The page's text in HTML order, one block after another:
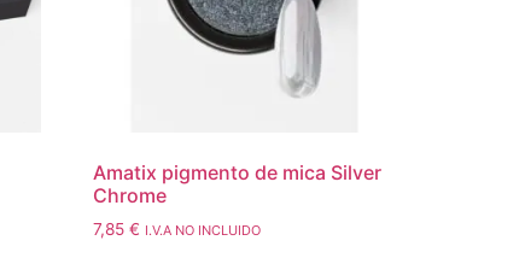
Amatix pigmento de mica Silver
Chrome
7,85€ I.V.A NO INCLUIDO